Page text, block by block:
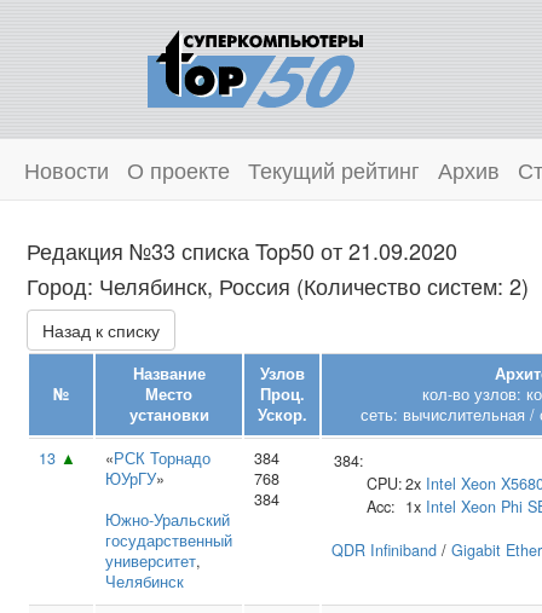
Новости О проекте Текущий рейтинг Архив
Редакция №33 списка Top50 от 21.09.2020
Город: Челябинск, Россия (Количество систем: 2)
Назад к списку
№
Название
Место
установки
Узлов
Проц.
Ускор.
кол-во узлов:
сеть: вычислительная /
13 ▲ «РСК Торнадо
ЮУрГУ»
Южно‑Уральский
государственный
университет,
Челябинск
384
768
384
384:
CPU:2x Intel Xeon
Acc: 1x Intel Xeon Phi
QDR Infiniband / Gigabit